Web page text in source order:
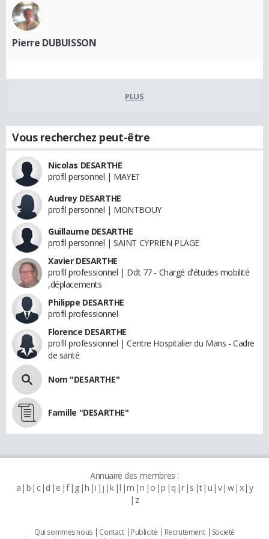
Pierre DUBUISSON
PLUS
Vous recherchez peut-être
Nicolas DESARTHE
profil personnel | MAYET
Audrey DESARTHE
profil personnel | MONTBOUY
Guillaume DESARTHE
profil personnel | SAINT CYPRIEN PLAGE
Xavier DESARTHE
profil professionnel | Ddt 77 - Chargé d'études mobilité
,déplacements
Philippe DESARTHE
profil professionnel
Florence DESARTHE
profil professionnel | Centre Hospitalier du Mans - Cadre
de santé
Nom "DESARTHE"
Famille "DESARTHE"
Annuaire des membres :
a b c d e f g h i j k l m n o p q r s t u v w x y
z
Qui sommes nous Contact Publicité Recrutement
Societé